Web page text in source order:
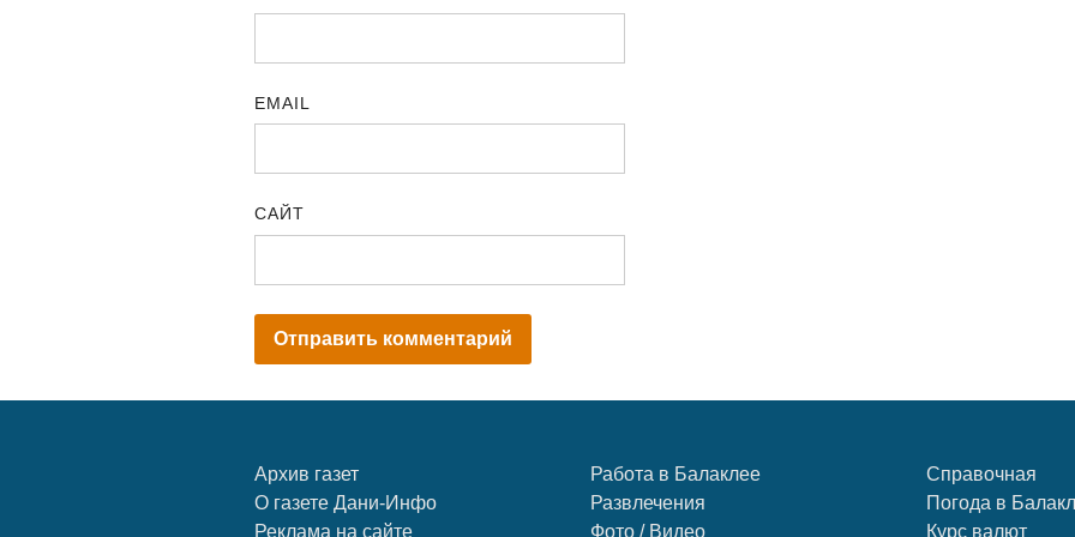
EMAIL
САЙТ
Архив газет
О газете Дани-Инфо
Реклама на сайте
Работа в Балаклее
Развлечения
Фото / Видео
Справочная
Погода в
Курс валют